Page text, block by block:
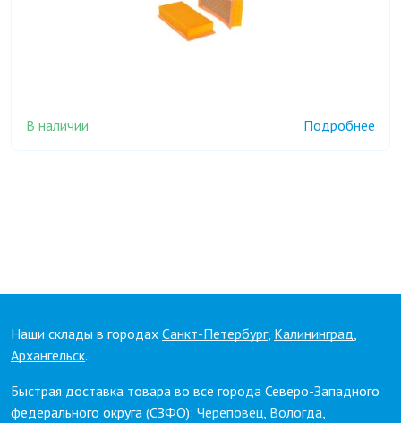
В наличии Подробнее
Наши склады в городах Санкт-Петербург, Калининград,
Архангельск.
Быстрая доставка товара во все города Северо-Западного
федерального округа (СЗФО): Череповец, Вологда,